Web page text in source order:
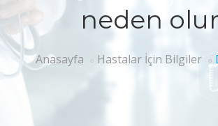
neden
Anasayfa Hastalar İçin Bilgiler